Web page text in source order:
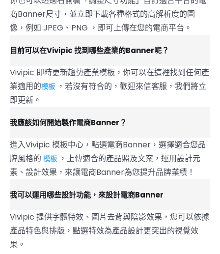
商Banner尺寸，並立即下載各種格式的高解析度的圖
像，例如 JPEG、PNG ，即可上傳在您的電商平台。
目前可以在Vivipic 找到哪些產業的Banner呢？
Vivipic 即時更新趨勢產業模板，你可以在這裡找到任何產
業適用的模板 ，若沒有符合的，歡迎來信客服，我們將立
即更新。
我應該如何開始製作電商Banner？
進入Vivipic 模板中心，點選電商Banner，選擇適合您品
牌風格的 模板 ，上傳適合的產品照及文案，運用設計元
素、設計效果，來讓電商Banner為您提升品牌業績！
我可以運用哪些設計功能，來設計電商Banner
Vivipic 提供字體特效、圖片去背與陰影效果，您可以依據
產品特色與排版，點選特效為產品設計更突出的視覺效
果。